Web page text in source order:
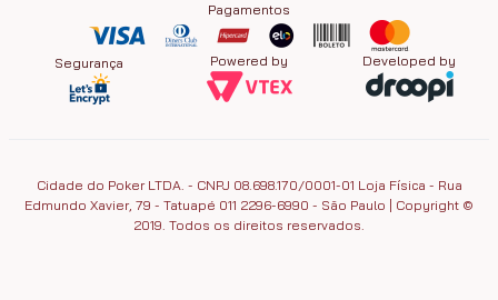
Pagamentos
Segurança Powered by Developed by
Cidade do Poker LTDA. - CNPJ 08.698.170/0001-01 Loja Física - Rua
Edmundo Xavier, 79 - Tatuapé 011 2296-6990 - São Paulo | Copyright ©
2019. Todos os direitos reservados.